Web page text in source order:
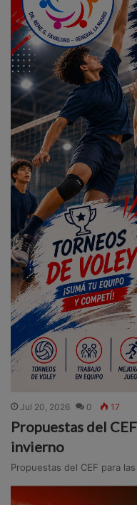
Jul 20, 2026 0 17
Propuestas del
invierno
Propuestas del CEF para